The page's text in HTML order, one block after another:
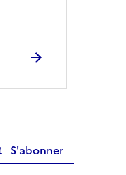
S'abonner